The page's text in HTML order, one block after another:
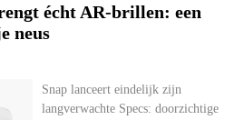
écht AR-brillen: een
neus
Snap lanceert eindelijk zijn
langverwachte Specs: doorzichtige